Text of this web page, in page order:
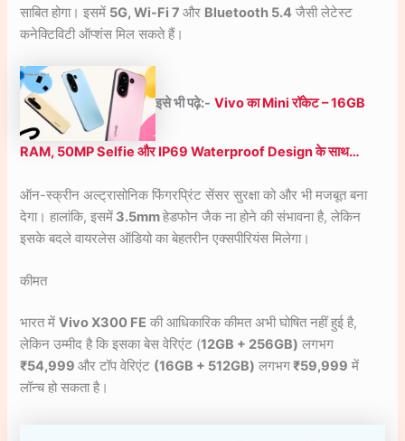
साबित होगा। इसमें 5G, Wi-Fi 7और Bluetooth 5.4 जैसी लेटेस्ट
कनेक्टिविटी ऑप्शंस मिल सकते हैं।
इसे भी पढ़े:- Vivo का Mini रॉकेट – 16GB
RAM, 50MP Selfie और IP69 Waterproof Design के साथ…
ऑन-स्क्रीन अल्ट्रासोनिक फिंगरप्रिंट सेंसर सुरक्षा को और भी मजबूत बना
देगा। हालांकि, इसमें 3.5mmहेडफोन जैक ना होने की संभावना है, लेकिन
इसके बदले वायरलेस ऑडियो का बेहतरीन एक्सपीरियंस मिलेगा।
कीमत
भारत मेंVivo X300 FE की आधिकारिक कीमत अभी घोषित नहीं हुई है,
लेकिन उम्मीद है कि इसका बेस वेरिएंट (12GB + 256GB) लगभग
₹54,999और टॉप वेरिएंट (16GB + 512GB) लगभग₹59,999 में
लॉन्च हो सकता है।